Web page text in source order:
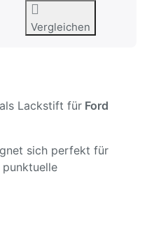
Vergleichen
Lackstift für Ford
sich perfekt für